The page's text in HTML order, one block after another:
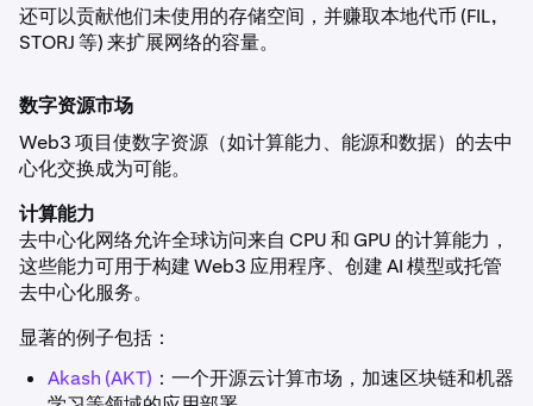
还可以贡献他们未使用的存储空间，并赚取本地代币 (FIL,
STORJ 等) 来扩展网络的容量。
数字资源市场
Web3 项目使数字资源（如计算能力、能源和数据）的去中
心化交换成为可能。
计算能力
去中心化网络允许全球访问来自 CPU 和 GPU 的计算能力，
这些能力可用于构建 Web3 应用程序、创建 AI 模型或托管
去中心化服务。
显著的例子包括：
Akash (AKT) ：一个开源云计算市场，加速区块链和机器